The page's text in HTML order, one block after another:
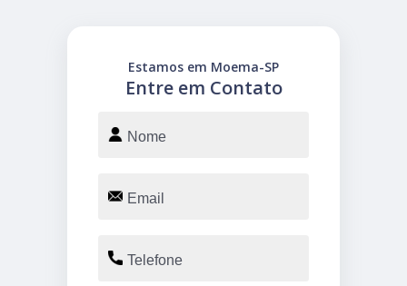
Entre em Contato
Estamos em Moema-SP